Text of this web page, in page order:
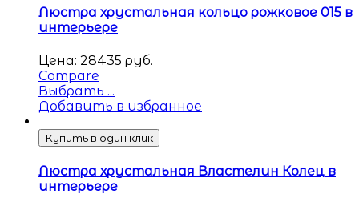
Люстра хрустальная кольцо рожковое 015 в
интерьере
Цена: 28435 руб.
Compare
Выбрать ...
Добавить в избранное
Купить в один клик
Люстра хрустальная Властелин Колец в
интерьере